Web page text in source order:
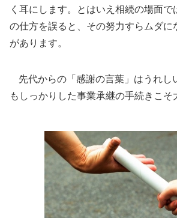
く耳にします。とはいえ相続の場面
の仕方を誤ると、その努力すらムダに
があります。
先代からの「感謝の言葉」はうれし
もしっかりした事業承継の手続きこそ